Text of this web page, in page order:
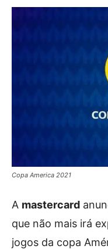
Copa America 2021
A mastercard
que não mais irá
jogos da copa